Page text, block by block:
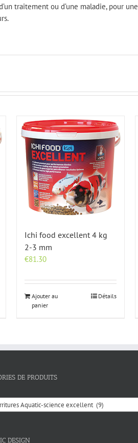
traitement ou d’une maladie, pour
Ichi food excellent 4 kg
2-3 mm
€81.30
Ajouter au
panier
Détails
DE PRODUITS
Aquatic-science excellent (9)
DESIGN